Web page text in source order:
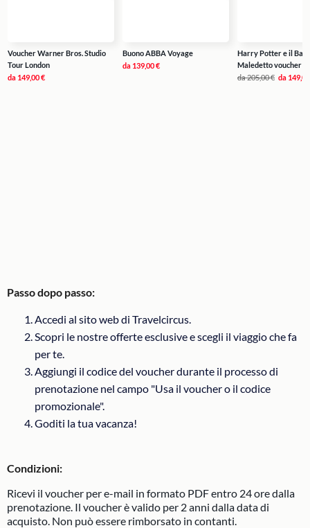
Voucher Warner Bros. Studio
Tour London
da 149,00 €
Buono ABBA Voyage
da 139,00 €
Harry Potter e il
Maledetto voucher
da205,00 € da
Passo dopo passo:
Accedi al sito web di Travelcircus.
Scopri le nostre offerte esclusive e scegli il viaggio che fa
per te.
Aggiungi il codice del voucher durante il processo di
prenotazione nel campo "Usa il voucher o il codice
promozionale".
Goditi la tua vacanza!
Condizioni:
Ricevi il voucher per e-mail in formato PDF entro 24 ore dalla
prenotazione. Il voucher è valido per 2 anni dalla data di
acquisto. Non può essere rimborsato in contanti.